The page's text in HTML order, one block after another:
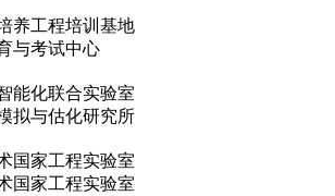
养工程培训基地
与考试中心
能化联合实验室
拟与估化研究所
国家工程实验室
国家工程实验室